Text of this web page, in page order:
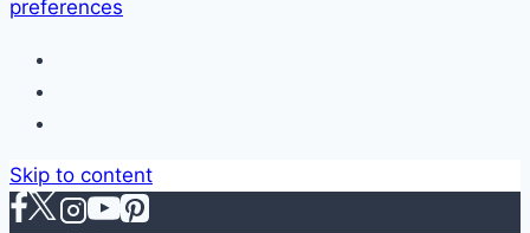
preferences
Skip to content